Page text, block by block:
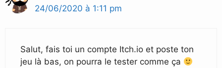
24/06/2020 à 1:11 pm
Salut, fais toi un compte Itch.io et poste ton
jeu là bas, on pourra le tester comme ça